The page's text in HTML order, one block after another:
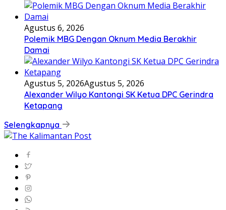
Agustus 6, 2026
Polemik MBG Dengan Oknum Media Berakhir
Damai
Agustus 5, 2026Agustus 5, 2026
Alexander Wilyo Kantongi SK Ketua DPC Gerindra
Ketapang
Selengkapnya